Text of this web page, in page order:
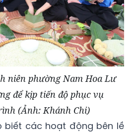
niên phường Nam Hoa Lư
để kịp tiến độ phục vụ
(Ảnh: Khánh Chi)
biết các hoạt động bên lề